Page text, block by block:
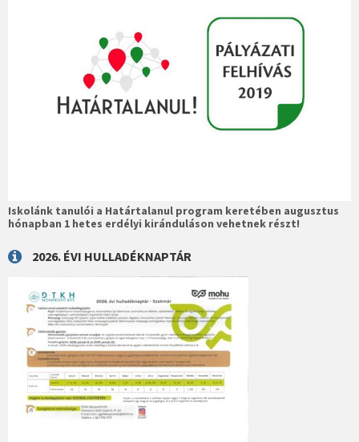
Iskolánk tanulói a Határtalanul program keretében augusztus
hónapban 1 hetes erdélyi kiránduláson vehetnek részt!
2026. ÉVI HULLADÉKNAPTÁR